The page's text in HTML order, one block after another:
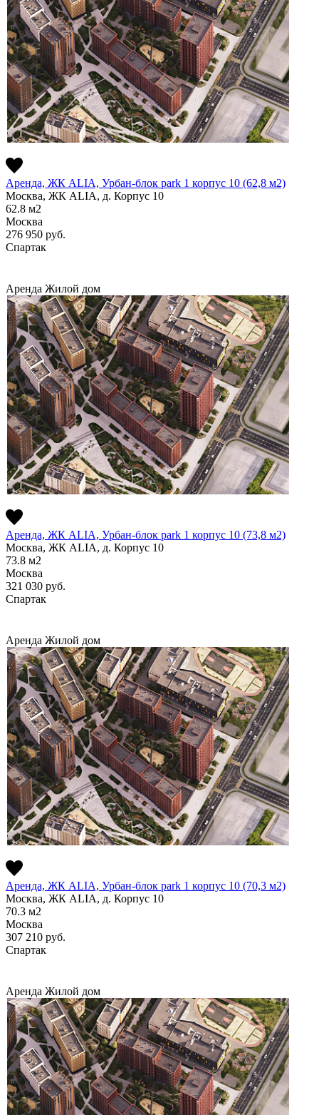
Аренда, ЖК ALIA, Урбан-блок park 1 корпус 10 (62,8 м2)
Москва, ЖК ALIA, д. Корпус 10
62.8 м2
Москва
276 950 руб.
Спартак
Аренда Жилой дом
Аренда, ЖК ALIA, Урбан-блок park 1 корпус 10 (73,8 м2)
Москва, ЖК ALIA, д. Корпус 10
73.8 м2
Москва
321 030 руб.
Спартак
Аренда Жилой дом
Аренда, ЖК ALIA, Урбан-блок park 1 корпус 10 (70,3 м2)
Москва, ЖК ALIA, д. Корпус 10
70.3 м2
Москва
307 210 руб.
Спартак
Аренда Жилой дом